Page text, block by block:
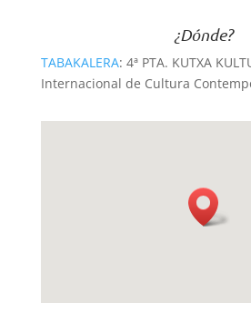
¿Dónde?
TABAKALERA: 4ª PTA. KUTXA
Internacional de Cultura